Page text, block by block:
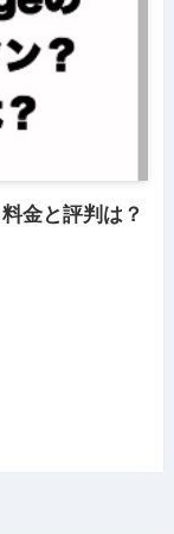
金と評判は？